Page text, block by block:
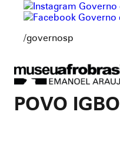
/governosp
Museu
Afro
POVO IGBO